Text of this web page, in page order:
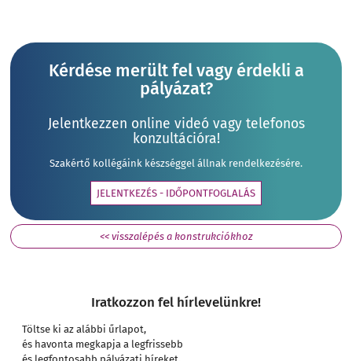
Kérdése merült fel vagy érdekli a
pályázat?
Jelentkezzen online videó vagy telefonos
konzultációra!
Szakértő kollégáink készséggel állnak rendelkezésére.
JELENTKEZÉS - IDŐPONTFOGLALÁS
<< visszalépés a konstrukciókhoz
Iratkozzon fel hírlevelünkre!
Töltse ki az alábbi űrlapot,
és havonta megkapja a legfrissebb